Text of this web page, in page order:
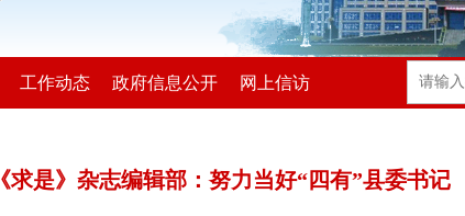
工作动态 政府信息公开 网上信访
《求是》杂志编辑部：努力当好“四有”县委书记